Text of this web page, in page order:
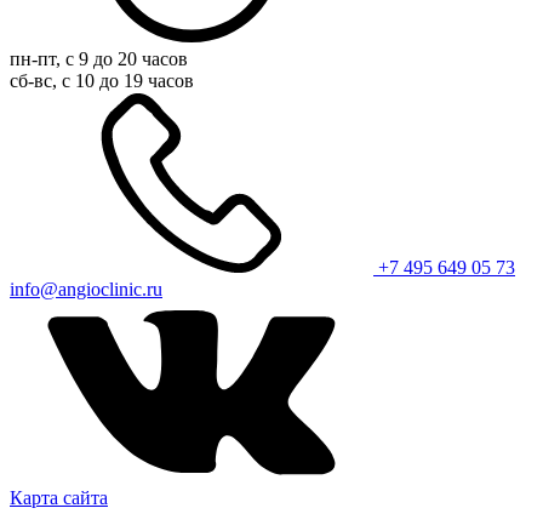
пн-пт, с 9 до 20 часов
сб-вс, с 10 до 19 часов
+7 495 649 05 73
info@angioclinic.ru
Карта сайта